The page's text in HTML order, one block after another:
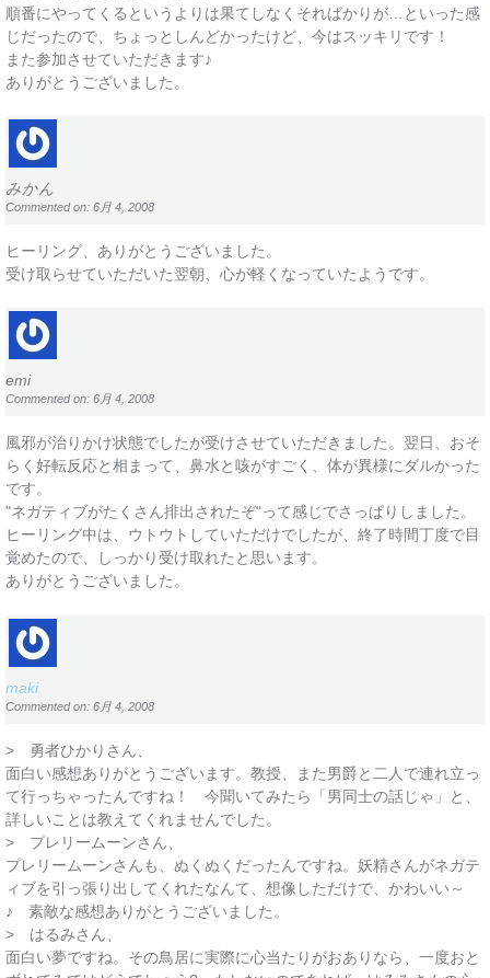
順番にやってくるというよりは果てしなくそればかりが…といった感
じだったので、ちょっとしんどかったけど、今はスッキリです！
また参加させていただきます♪
ありがとうございました。
みかん
Commented on: 6月 4, 2008
ヒーリング、ありがとうございました。
受け取らせていただいた翌朝、心が軽くなっていたようです。
emi
Commented on: 6月 4, 2008
風邪が治りかけ状態でしたが受けさせていただきました。翌日、おそ
らく好転反応と相まって、鼻水と咳がすごく、体が異様にダルかった
です。
"ネガティブがたくさん排出されたぞ"って感じでさっぱりしました。
ヒーリング中は、ウトウトしていただけでしたが、終了時間丁度で目
覚めたので、しっかり受け取れたと思います。
ありがとうございました。
maki
Commented on: 6月 4, 2008
> 勇者ひかりさん、
面白い感想ありがとうございます。教授、また男爵と二人で連れ立っ
て行っちゃったんですね！ 今聞いてみたら「男同士の話じゃ」と、
詳しいことは教えてくれませんでした。
> プレリームーンさん、
プレリームーンさんも、ぬくぬくだったんですね。妖精さんがネガテ
ィブを引っ張り出してくれたなんて、想像しただけで、かわいい～
♪ 素敵な感想ありがとうございました。
> はるみさん、
面白い夢ですね。その鳥居に実際に心当たりがおありなら、一度おと